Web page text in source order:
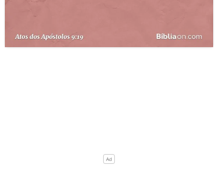
TERMO BÍBLICO JOGOS